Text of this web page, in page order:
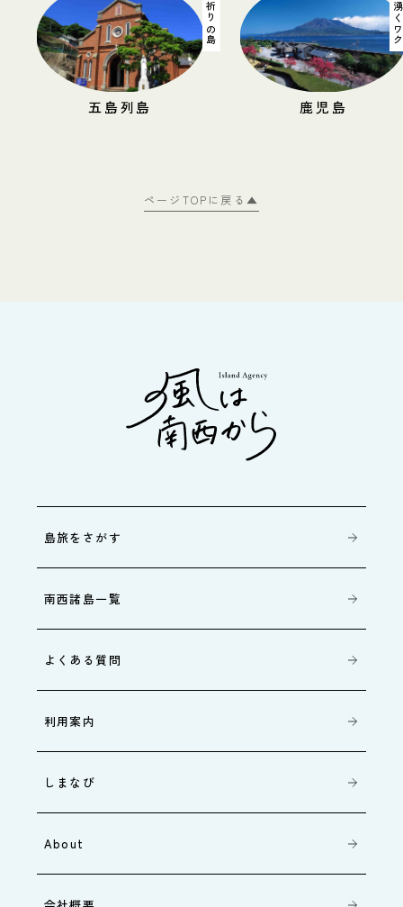
地球と歴史の鼓動
湧くワク
鹿児島 甑島
ページTOPに戻る▲
島旅をさがす
南西諸島一覧
よくある質問
利用案内
しまなび
About